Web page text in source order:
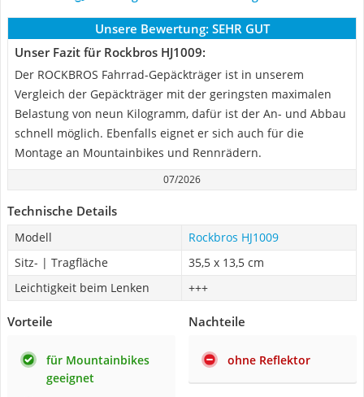
Unsere Bewertung: SEHR GUT
Unser Fazit für Rockbros HJ1009:
Der ROCKBROS Fahrrad-Gepäckträger ist in unserem
Vergleich der Gepäckträger mit der geringsten maximalen
Belastung von neun Kilogramm, dafür ist der An- und Abbau
schnell möglich. Ebenfalls eignet er sich auch für die
Montage an Mountainbikes und Rennrädern.
07/2026
Technische Details
Modell
Rockbros HJ1009
Sitz- | Tragfläche
35,5 x 13,5 cm
Leichtigkeit beim Lenken
+++
Vorteile
für Mountainbikes
geeignet
Nachteile
ohne Reflektor